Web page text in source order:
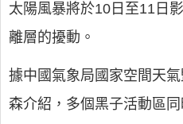
太陽風暴將於10日至11日
離層的擾動。
據中國氣象局國家空間天
森介紹，多個黑子活動區